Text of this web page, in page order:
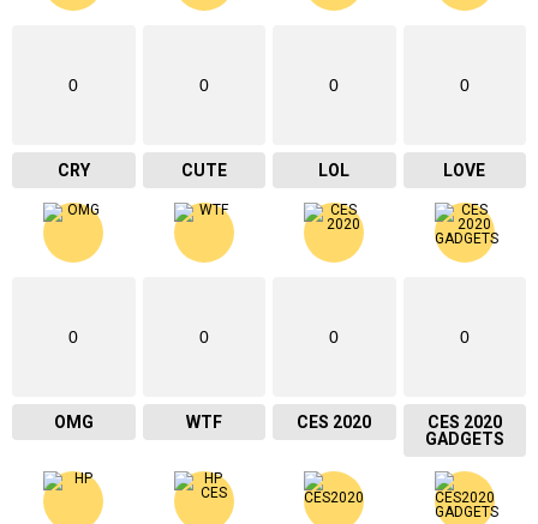
0
CRY
0
CUTE
0
LOL
0
LOVE
0
OMG
0
WTF
0
CES 2020
0
CES 2020
GADGETS